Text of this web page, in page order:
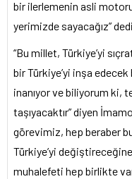
bir ilerlemenin asli
yerimizde sayacağız” dedi.
“Bu millet, Türkiye’yi
bir Türkiye’yi inşa
inanıyor ve biliyorum ki,
taşıyacaktır” diyen
görevimiz, hep beraber
Türkiye’yi değiştireceğine
muhalefeti hep birlikte